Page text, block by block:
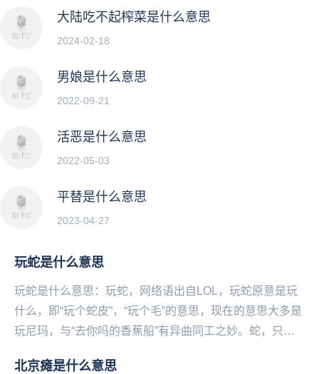
大陆吃不起榨菜是什么意思
2024-02-18
男娘是什么意思
2022-09-21
活恶是什么意思
2022-05-03
平替是什么意思
2023-04-27
玩蛇是什么意思
玩蛇是什么意思：玩蛇，网络语出自LOL，玩蛇原意是玩
什么，即“玩个蛇皮”，“玩个毛”的意思，现在的意思大多是
玩尼玛，与“去你吗的香蕉船”有异曲同工之妙。蛇，只作
北京瘫是什么意思